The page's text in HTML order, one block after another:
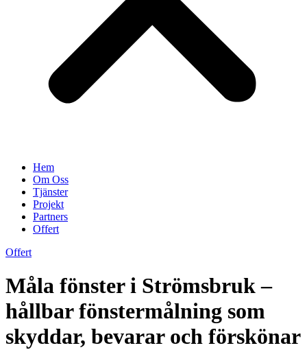
Hem
Om Oss
Tjänster
Projekt
Partners
Offert
Offert
Måla fönster i Strömsbruk –
hållbar fönstermålning som
skyddar, bevarar och förskönar